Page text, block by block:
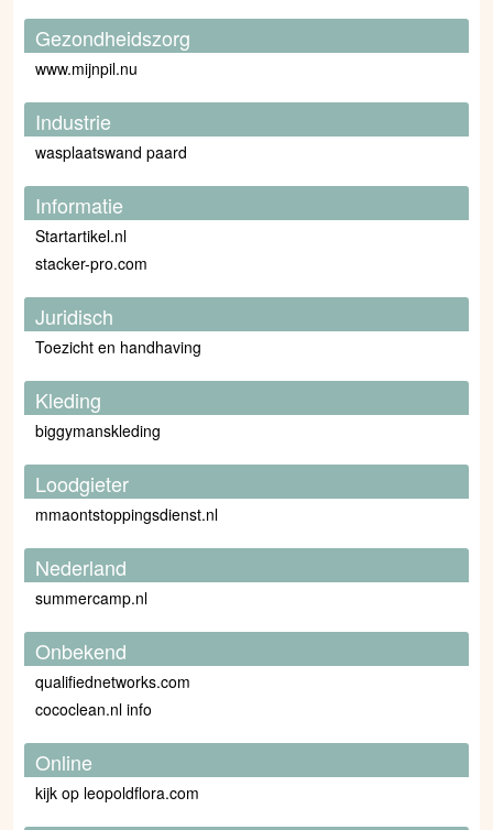
Gezondheidszorg
www.mijnpil.nu
Industrie
wasplaatswand paard
Informatie
Startartikel.nl
stacker-pro.com
Juridisch
Toezicht en handhaving
Kleding
biggymanskleding
Loodgieter
mmaontstoppingsdienst.nl
Nederland
summercamp.nl
Onbekend
qualifiednetworks.com
cococlean.nl info
Online
kijk op leopoldflora.com